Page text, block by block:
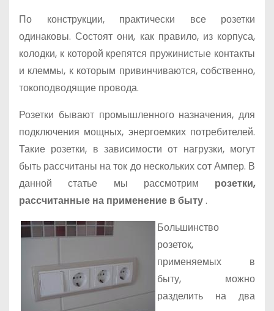
По конструкции, практически все розетки
одинаковы. Состоят они, как правило, из корпуса,
колодки, к которой крепятся пружинистые контакты
и клеммы, к которым привинчиваются, собственно,
токоподводящие провода.
Розетки бывают промышленного назначения, для
подключения мощных, энергоемких потребителей.
Такие розетки, в зависимости от нагрузки, могут
быть рассчитаны на ток до нескольких сот Ампер. В
данной статье мы рассмотрим розетки,
рассчитанные на применение в быту.
Большинство
розеток,
применяемых в
быту, можно
разделить на два